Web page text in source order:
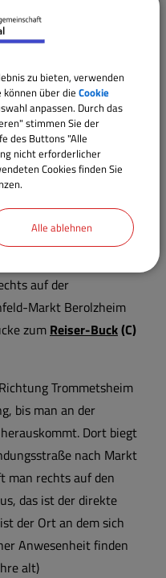
9 in
Weißenburger Straße
rechts, die
Berg(D).
findet man die
Eiche.
Feldweg, an der
vorbei in
Trommetsheim-
auf der
Markt Berolzheim
zum Reiser-Buck(C)
Trommetsheim
bis man an der
Dort biegt
nach Markt
man rechts auf den
das ist der direkte
der Ort an dem sich
Anwesenheit finden
alt)
zu bieten, verwenden
über die Cookie
anpassen. Durch das
stimmen Sie der
des Buttons "Alle
nicht erforderlicher
Cookies finden Sie
Alle ablehnen